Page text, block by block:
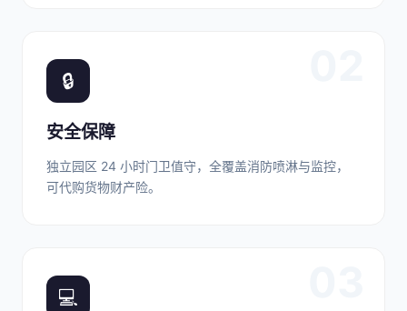
🔒
安全保障
独立园区 24 小时门卫值守，全覆盖消防喷淋与监控，
可代购货物财产险。
💻